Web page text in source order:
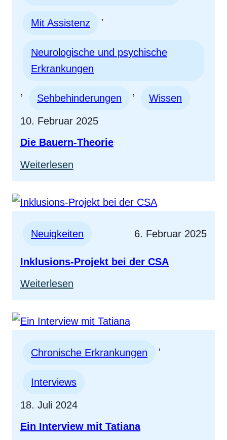
Mit Assistenz
,
Neurologische und psychische
Erkrankungen
,
Sehbehinderungen
,
Wissen
10. Februar 2025
Die Bauern-Theorie
Weiterlesen
Die
Bauern-
Neuigkeiten
6. Februar 2025
Inklusions-Projekt bei der CSA
Weiterlesen
Inklusions-
Projekt
der
Chronische Erkrankungen
,
Interviews
18. Juli 2024
Ein Interview mit Tatiana